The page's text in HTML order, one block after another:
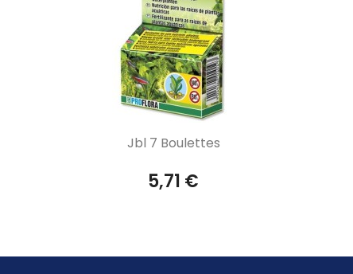
Aperçu rapide
Jbl 7 Boulettes
5,71 €